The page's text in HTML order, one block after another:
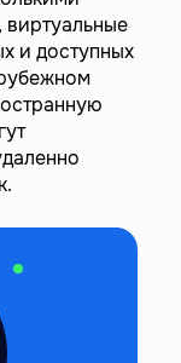
и доступных